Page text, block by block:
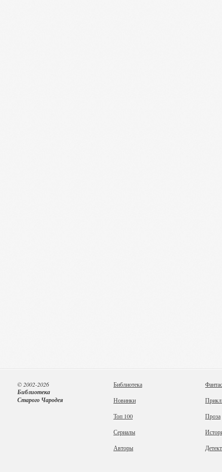
Библиотека
Новинки
Топ 100
Сериалы
Авторы
Проза
© 2002-2026
Библиотека
Старого Чародея